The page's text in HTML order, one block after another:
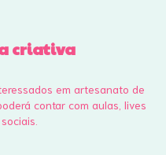
criativa
em artesanato de
contar com aulas, lives